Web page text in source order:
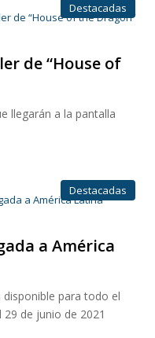
Destacadas
de “House of
llegarán a la pantalla
Destacadas
a América
para todo el
de junio de 2021